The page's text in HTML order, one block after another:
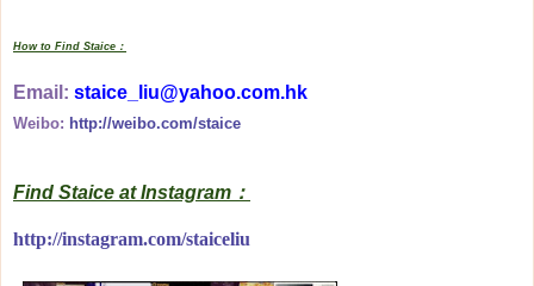
How to Find Staice：
Email: staice_liu@yahoo.com.hk
Weibo: http://weibo.com/staice
Find Staice at Instagram：
http://instagram.com/staiceliu